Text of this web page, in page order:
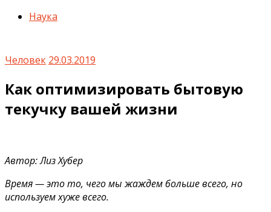
Наука
Человек 29.03.2019
Как оптимизировать бытовую
текучку вашей жизни
Автор: Лиз Хубер
Время — это то, чего мы жаждем больше всего, но
используем хуже всего.